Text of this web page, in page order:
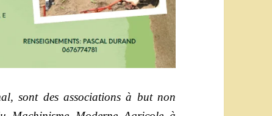
sont des associations à but non